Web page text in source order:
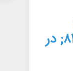
&#۸۲۲۰;سراب&#۸۲۲۱; در